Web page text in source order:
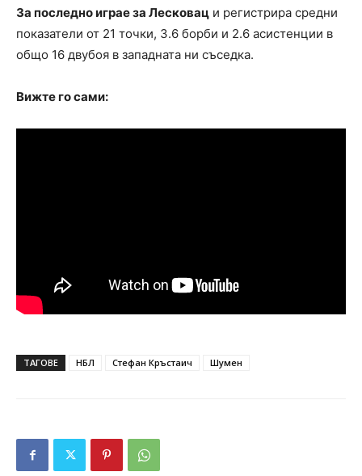
За последно играе за Лесковац и регистрира средни
показатели от 21 точки, 3.6 борби и 2.6 асистенции в
общо 16 двубоя в западната ни съседка.
Вижте го сами:
ТАГОВЕ НБЛ Стефан Кръстаич Шумен